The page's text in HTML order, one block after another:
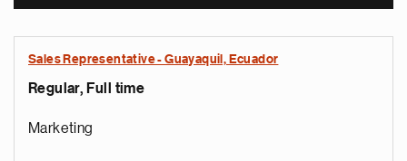
Sales Representative - Guayaquil, Ecuador
Regular, Full time
Marketing